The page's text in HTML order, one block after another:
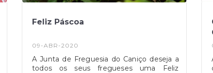
Feliz Páscoa
09-ABR-2020
A Junta de Freguesia do Caniço deseja a
todos os seus fregueses uma Feliz